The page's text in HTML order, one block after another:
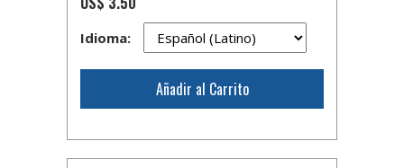
Idioma:
Añadir al Carrito